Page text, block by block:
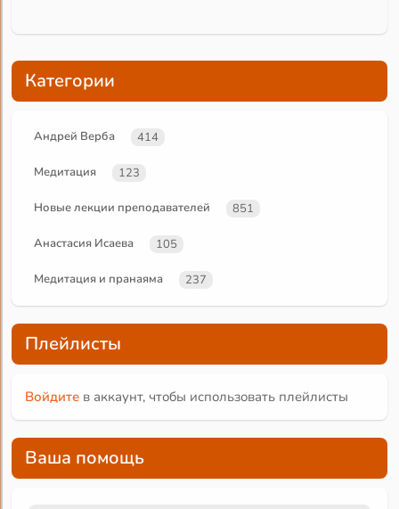
Категории
Андрей Верба 414
Медитация 123
Новые лекции преподавателей 851
Анастасия Исаева 105
Медитация и пранаяма 237
Плейлисты
Войдите в аккаунт, чтобы использовать плейлисты
Ваша помощь